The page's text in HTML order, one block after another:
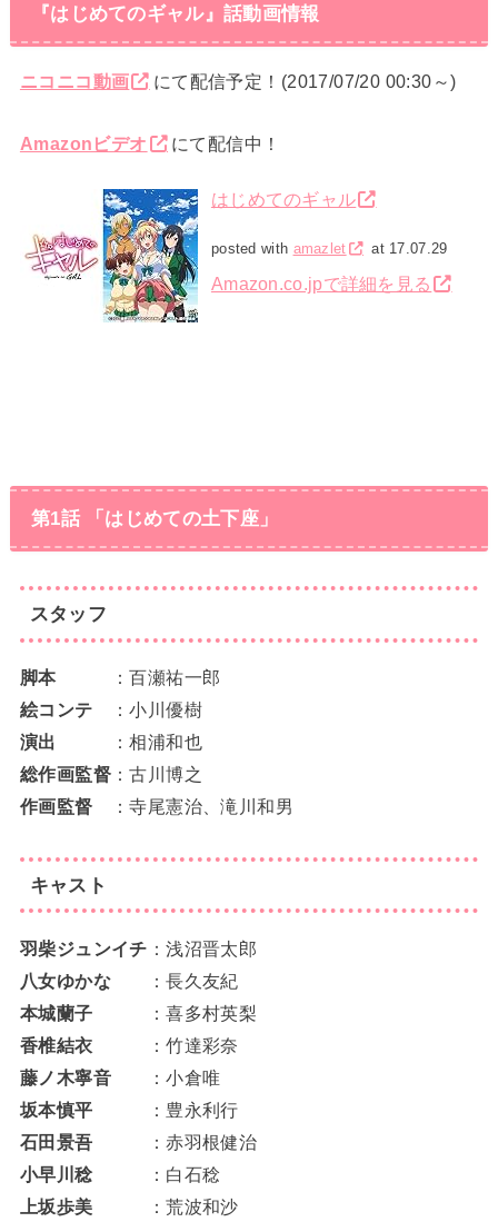
『はじめてのギャル』話動画情報
ニコニコ動画 にて配信予定！(2017/07/20 00:30～)
Amazonビデオ にて配信中！
はじめてのギャル
posted with amazlet at 17.07.29
Amazon.co.jpで詳細を見る
第1話 「はじめての土下座」
スタッフ
脚本
：百瀬祐一郎
絵コンテ
：小川優樹
演出
：相浦和也
総作画監督：古川博之
作画監督
：寺尾憲治、滝川和男
キャスト
羽柴ジュンイチ ：浅沼晋太郎
八女ゆかな
：長久友紀
本城蘭子
：喜多村英梨
香椎結衣
：竹達彩奈
藤ノ木寧音
：小倉唯
坂本慎平
：豊永利行
石田景吾
：赤羽根健治
小早川稔
：白石稔
上坂歩美
：荒波和沙